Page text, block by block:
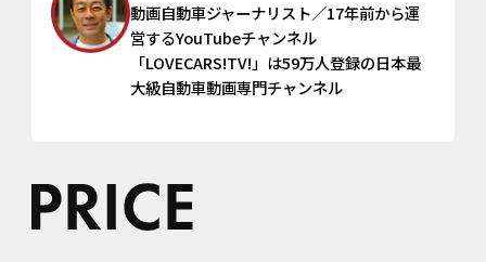
動画自動車ジャーナリスト／17年前から運
営するYouTubeチャンネル
「LOVECARS!TV!」は59万人登録の日本最
大級自動車動画専門チャンネル